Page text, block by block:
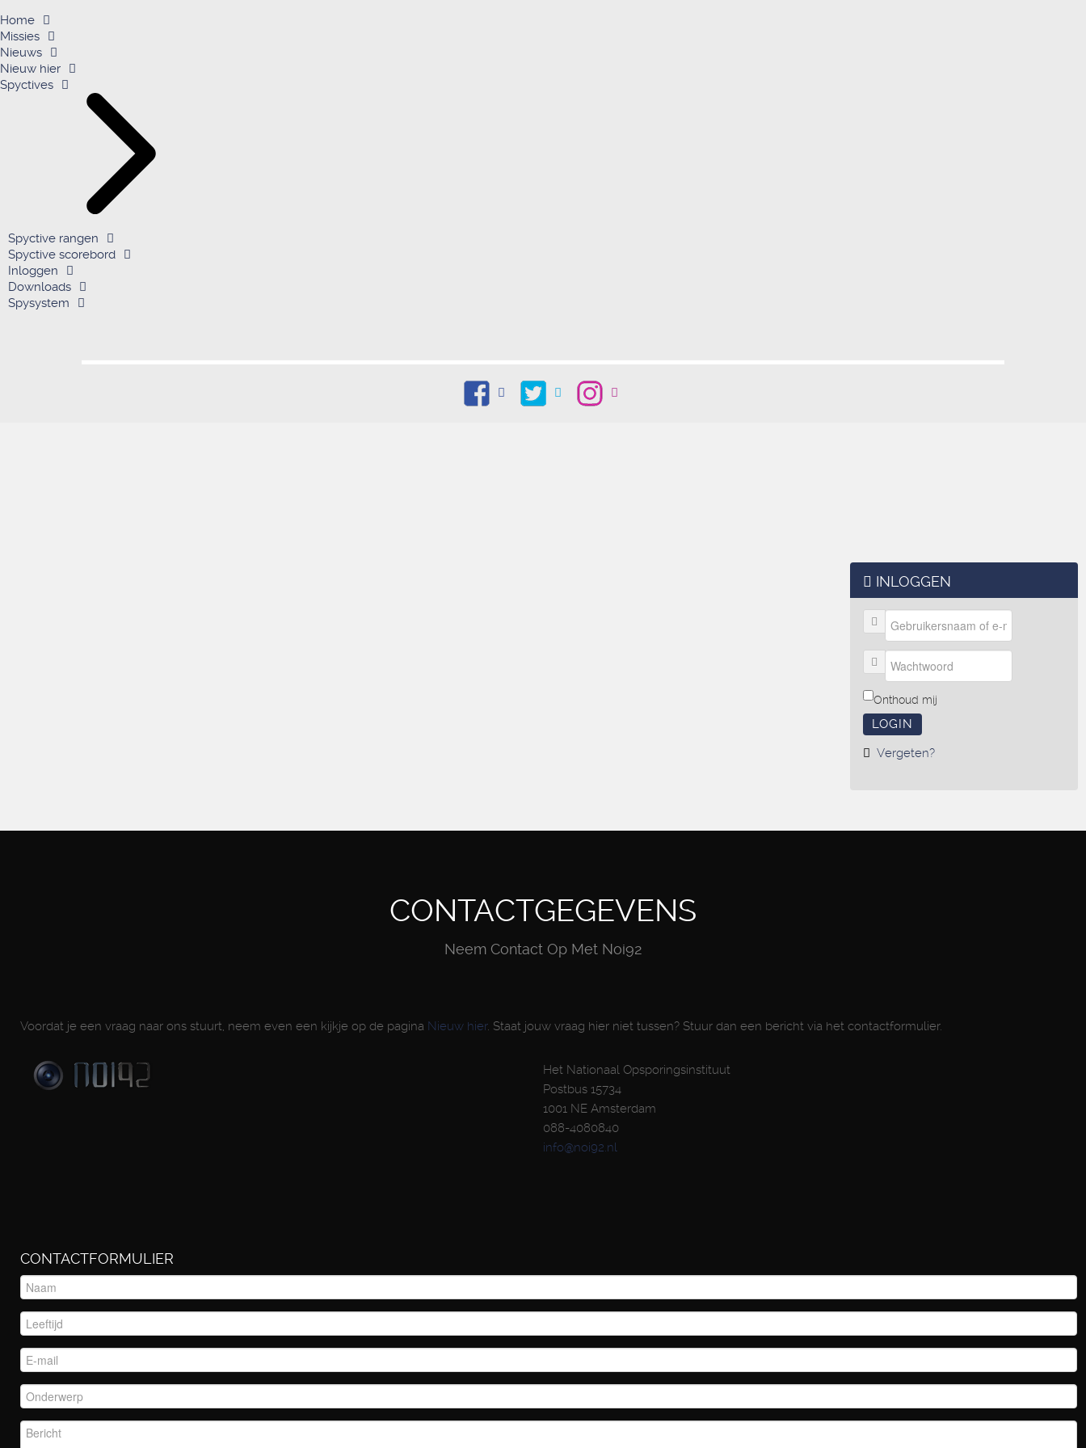
Home
Missies
Nieuws
Nieuw hier
Spyctives
Spyctive rangen
Spyctive scorebord
Inloggen
Downloads
Spysystem
INLOGGEN
Onthoud mij
LOGIN
Vergeten?
CONTACTGEGEVENS
Neem Contact Op Met Noi92
Voordat je een vraag naar ons stuurt, neem even een kijkje op de pagina Nieuw hier. Staat jouw vraag hier niet tussen? Stuur dan een bericht via het contactformulier.
Het Nationaal Opsporingsinstituut
Postbus 15734
1001 NE Amsterdam
088-4080840
info@noi92.nl
CONTACTFORMULIER